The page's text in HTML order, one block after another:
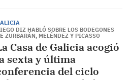
DIZ HABLÓ SOBRE LOS BODEGONES
ZURBARÁN, MELÉNDEZ Y PICASSO
Casa de Galicia acogió
sexta y última
del ciclo